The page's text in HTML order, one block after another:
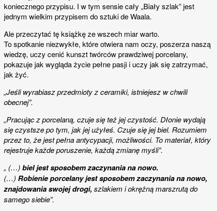
koniecznego przypisu. I w tym sensie cały „Biały szlak” jest
jednym wielkim przypisem do sztuki de Waala.
Ale przeczytać tę książkę ze wszech miar warto.
To spotkanie niezwykłe, które otwiera nam oczy, poszerza naszą
wiedzę, uczy cenić kunszt twórców prawdziwej porcelany,
pokazuje jak wygląda życie pełne pasji i uczy jak się zatrzymać,
jak żyć.
„Jeśli wyrabiasz przedmioty z ceramiki, istniejesz w chwili
obecnej”.
„Pracując z porcelaną, czuje się też jej czystość. Dłonie wydają
się czystsze po tym, jak jej użyłeś. Czuje się jej biel. Rozumiem
przez to, że jest pełna antycypacji, możliwości. To materiał, który
rejestruje każde poruszenie, każdą zmianę myśli”.
„ (…) biel jest sposobem zaczynania na nowo.
(…) Robienie porcelany jest sposobem zaczynania na nowo,
znajdowania swojej drogi, szlakiem i okrężną marszrutą do
samego siebie”.